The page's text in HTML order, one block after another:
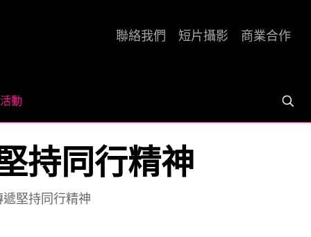
活動
聯絡我們 短片攝影 商業合作
持同行精神
堅持同行精神